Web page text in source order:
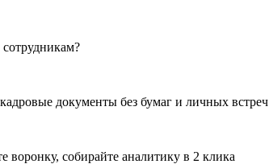
документы без бумаг и личных встреч
воронку, собирайте аналитику в 2 клика